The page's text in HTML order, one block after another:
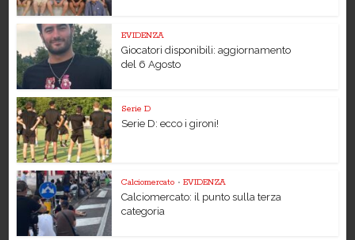
EVIDENZA
Giocatori disponibili: aggiornamento
del 6 Agosto
Serie D
Serie D: ecco i gironi!
Calciomercato • EVIDENZA
Calciomercato: il punto sulla terza
categoria